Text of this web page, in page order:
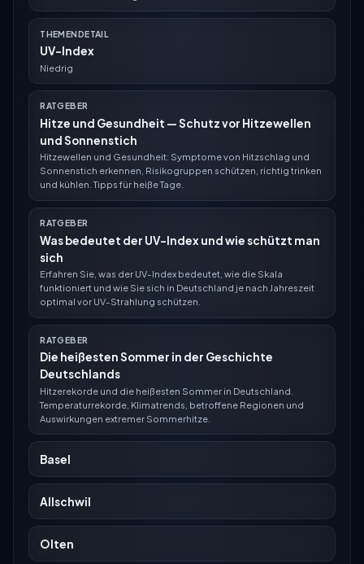
THEMENDETAIL
UV-Index
Niedrig
RATGEBER
Hitze und Gesundheit — Schutz vor Hitzewellen
und Sonnenstich
Hitzewellen und Gesundheit: Symptome von Hitzschlag und
Sonnenstich erkennen, Risikogruppen schützen, richtig trinken
und kühlen. Tipps für heiße Tage.
RATGEBER
Was bedeutet der UV-Index und wie schützt man
sich
Erfahren Sie, was der UV-Index bedeutet, wie die Skala
funktioniert und wie Sie sich in Deutschland je nach Jahreszeit
optimal vor UV-Strahlung schützen.
RATGEBER
Die heißesten Sommer in der Geschichte
Deutschlands
Hitzerekorde und die heißesten Sommer in Deutschland.
Temperaturrekorde, Klimatrends, betroffene Regionen und
Auswirkungen extremer Sommerhitze.
Basel
Allschwil
Olten